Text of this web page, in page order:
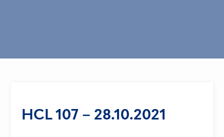
HCL 107 – 28.10.2021